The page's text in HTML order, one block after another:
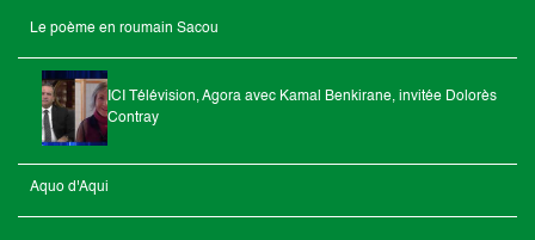
Le poème en roumain Sacou
ICI Télévision, Agora avec Kamal Benkirane, invitée Dolorès
Contray
Aquo d'Aqui